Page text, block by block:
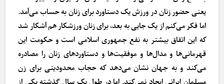
یعنی حضور زنان در ورزش یک دستاورد برای زنان به حساب می‌آمد.
اما فکر می‌کنم از یک جایی به بعد، برای زنان ورزشکار هم آشکار شد
که این اتفاق بیشتر به نفع جمهوری اسلامی است و حکومت این
قهرمانی‌ها و مدال‌ها و موفقیت‌ها و دستاوردهای زنان را مصادره
می‌کند و به جهان نشان می‌دهد که حجاب محدودیتی برای زن